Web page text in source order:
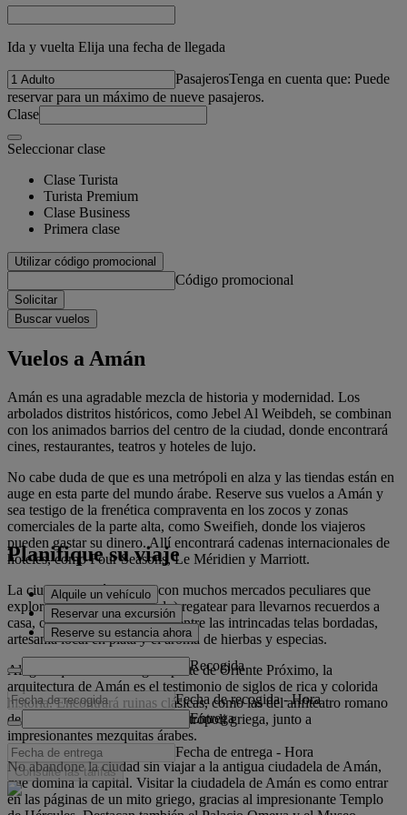
Ida y vuelta Elija una fecha de llegada
PasajerosTenga en cuenta que: Puede
reservar para un máximo de nueve pasajeros.
Clase
Seleccionar clase
Clase Turista
Turista Premium
Clase Business
Primera clase
Utilizar código promocional
Código promocional
Solicitar
Buscar vuelos
Vuelos a Amán
Amán es una agradable mezcla de historia y modernidad. Los
arbolados distritos históricos, como Jebel Al Weibdeh, se combinan
con los animados barrios del centro de la ciudad, donde encontrará
cines, restaurantes, teatros y hoteles de lujo.
No cabe duda de que es una metrópoli en alza y las tiendas están en
auge en esta parte del mundo árabe. Reserve sus vuelos a Amán y
sea testigo de la frenética compraventa en los zocos y zonas
comerciales de la parte alta, como Sweifieh, donde los viajeros
pueden gastar su dinero. Allí encontrará cadenas internacionales de
hoteles, como Four Seasons, Le Méridien y Marriott.
La ciudad también cuenta con muchos mercados peculiares que
explorar. Es fácil (y divertido) regatear para llevarnos recuerdos a
casa, o simplemente perderse entre las intrincadas telas bordadas,
artesanía local en plata y el aroma de hierbas y especias.
Al igual que sucede en gran parte de Oriente Próximo, la
arquitectura de Amán es el testimonio de siglos de rica y colorida
historia. Encontrará ruinas clásicas, como las del anfiteatro romano
de Amán y los restos de una metrópoli griega, junto a
impresionantes mezquitas árabes.
No abandone la ciudad sin viajar a la antigua ciudadela de Amán,
que domina la capital. Visitar la ciudadela de Amán es como entrar
en las páginas de un mito griego, gracias al impresionante Templo
Planifique su viaje
Alquile un vehículo
Reservar una excursión
Reserve su estancia ahora
Recogida
Fecha de recogida - Hora
Entrega
Fecha de entrega - Hora
Consulte las tarifas